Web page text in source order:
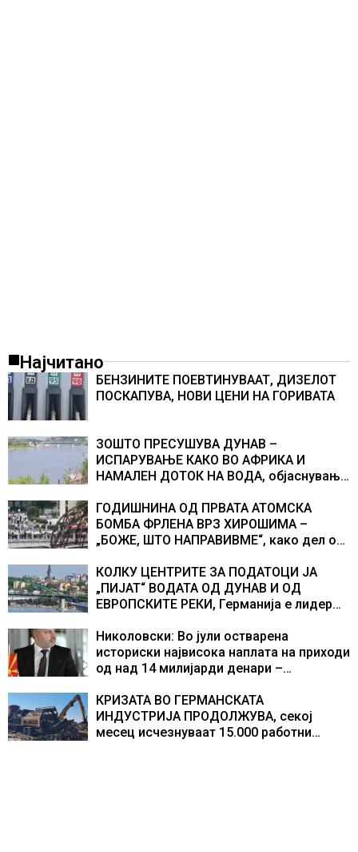
Најчитано
БЕНЗИНИТЕ ПОЕВТИНУВААТ, ДИЗЕЛОТ
ПОСКАПУВА, НОВИ ЦЕНИ НА ГОРИВАТА
ЗОШТО ПРЕСУШУВА ДУНАВ –
ИСПАРУВАЊЕ КАКО ВО АФРИКА И
НАМАЛЕН ДОТОК НА ВОДА, објаснување
ГОДИШНИНА ОД ПРВАТА АТОМСКА
БОМБА ФРЛЕНА ВРЗ ХИРОШИМА –
„БОЖЕ, ШТО НАПРАВИВМЕ“, како дел од
учесниците во бомбардирањето го
доживуваа овој настан што го промени
текот на историјата
КОЛКУ ЦЕНТРИТЕ ЗА ПОДАТОЦИ ЈА
„ПИЈАТ“ ВОДАТА ОД ДУНАВ И ОД
ЕВРОПСКИТЕ РЕКИ, Германија е лидер
центри за податоци
Николовски: Во јули остварена
историски највисока наплата на приходи
од над 14 милијарди денари –
резултати
КРИЗАТА ВО ГЕРМАНСКАТА
ИНДУСТРИЈА ПРОДОЛЖУВА, секој
месец исчезнуваат 15.000 работни